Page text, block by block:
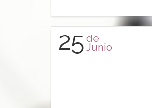
25 de
Junio